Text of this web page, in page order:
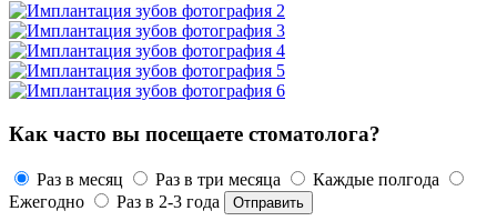
Как часто вы посещаете стоматолога?
Раз в месяц Раз в три месяца
Каждые полгода
Ежегодно
Раз в 2-3 года